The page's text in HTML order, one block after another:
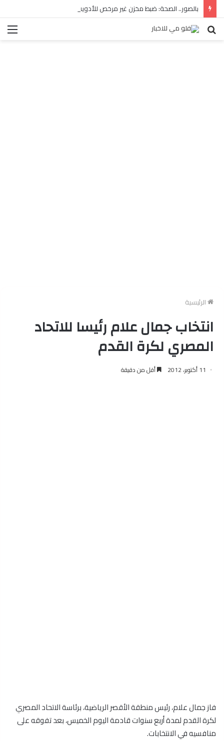
بالصور.. الصحة: ضبط مخزن غير مرخص للأدوية المهربة بالبساتين
بحث
الرئيسية
انتخاب جمال علام رئيسا للاتحاد
المصري لكرة القدم
11 أكتوبر، 2012 أقل من دقيقة
فاز جمال علام، رئيس منطقة الأقصر الرياضية، برئاسة الاتحاد المصري
لكرة القدم لمدة أربع سنوات قادمة اليوم الخميس، بعد تفوقه على
منافسيه في الانتخابات.